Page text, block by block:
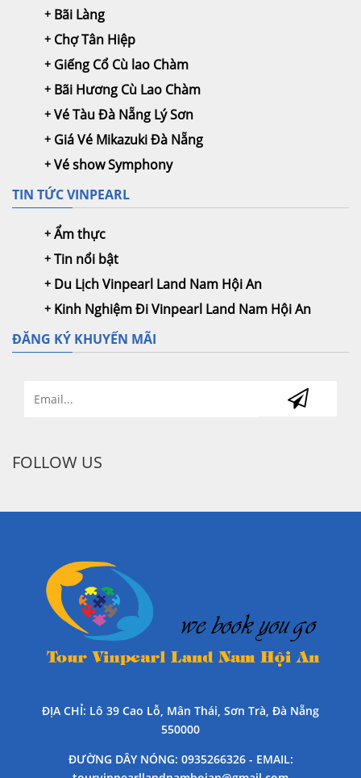
Bãi Làng
Chợ Tân Hiệp
Giếng Cổ Cù lao Chàm
Bãi Hương Cù Lao Chàm
Vé Tàu Đà Nẵng Lý Sơn
Giá Vé Mikazuki Đà Nẵng
Vé show Symphony
TIN TỨC VINPEARL
Ẩm thực
Tin nổi bật
Du Lịch Vinpearl Land Nam Hội An
Kinh Nghiệm Đi Vinpearl Land Nam Hội An
ĐĂNG KÝ KHUYẾN MÃI
FOLLOW US
ĐỊA CHỈ: Lô 39 Cao Lỗ, Mân Thái, Sơn Trà, Đà Nẵng
550000
ĐƯỜNG DÂY NÓNG: 0935266326 - EMAIL: